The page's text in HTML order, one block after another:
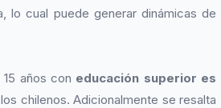
lo cual puede generar dinámicas de
años con educación superior es
chilenos. Adicionalmente se resalta